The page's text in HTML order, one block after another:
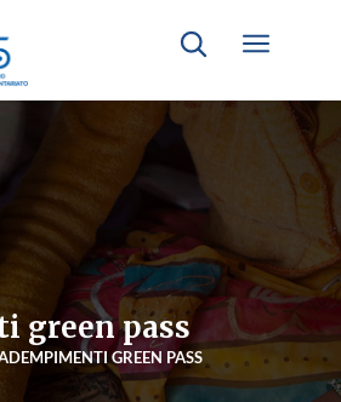
green pass
ADEMPIMENTI GREEN PASS